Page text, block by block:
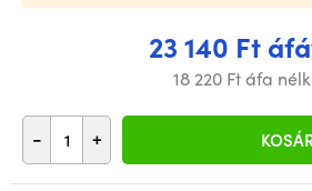
23 140 Ft
18 220 Ft áfa
- +